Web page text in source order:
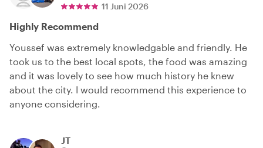
11 Juni 2026
Highly Recommend
Youssef was extremely knowledgable and friendly. He
took us to the best local spots, the food was amazing
and it was lovely to see how much history he knew
about the city. I would recommend this experience to
anyone considering.
JT